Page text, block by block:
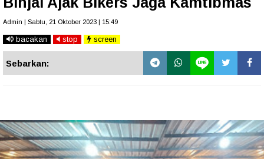
Admin | Sabtu, 21 Oktober 2023 | 15:49
bacakan stop screen
Sebarkan: